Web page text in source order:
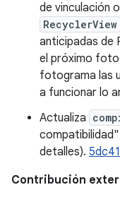
de vinculación
RecyclerView
anticipadas de
el próximo
fotograma las
a funcionar lo
Actualiza
detalles).
Contribución